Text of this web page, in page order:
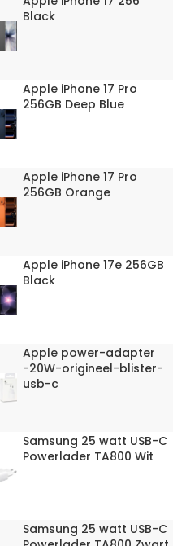
Black
Apple iPhone 17 Pro
256GB Deep Blue
Apple iPhone 17 Pro
256GB Orange
Apple iPhone 17e 256GB
Black
Apple power-adapter
-20W-origineel-blister-
usb-c
Samsung 25 watt USB-C
Powerlader TA800 Wit
Samsung 25 watt USB-C